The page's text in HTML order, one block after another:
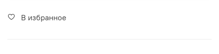
В избранное